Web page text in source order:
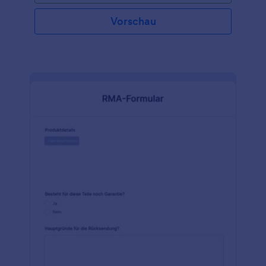
der Versicherte der Versicherungsgesellschaft die
Informationen zur Verfügung stellen, die sie zur
Geltendmachung des Anspruchs benötigt. Sie
neue Farben oder Schriftarten für eine persönliche
Formulare um und sparen Sie Zeit mit Jotform. Und
Vorschau